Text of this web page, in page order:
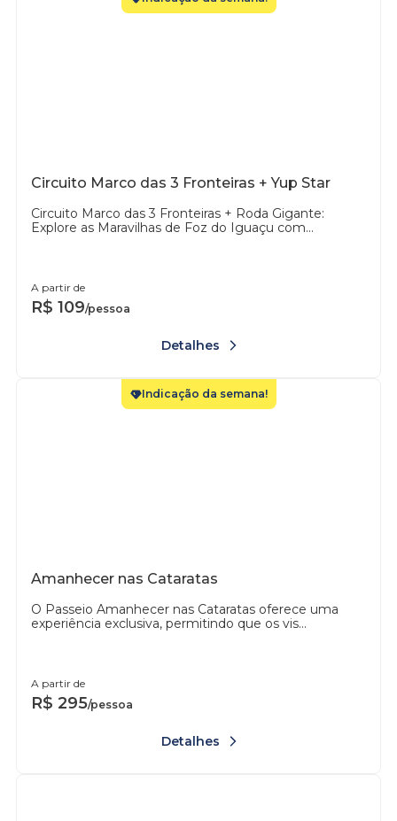
Circuito Marco das 3 Fronteiras + Yup Star
Circuito Marco das 3 Fronteiras + Roda Gigante:
Explore as Maravilhas de Foz do Iguaçu com...
A partir de
R$ 109/pessoa
Detalhes
Indicação da semana!
Amanhecer nas Cataratas
O Passeio Amanhecer nas Cataratas oferece uma
experiência exclusiva, permitindo que os vis...
A partir de
R$ 295/pessoa
Detalhes